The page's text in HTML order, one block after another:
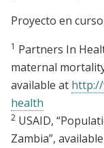
Proyecto en
1 Partners In
maternal
available at
health
2 USAID,
Zambia”,